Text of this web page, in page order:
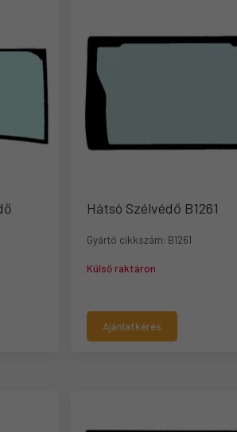
Hátsó Szélvédő B1261
Gyártó cikkszám: B1261
Külső raktáron
Ajánlatkérés